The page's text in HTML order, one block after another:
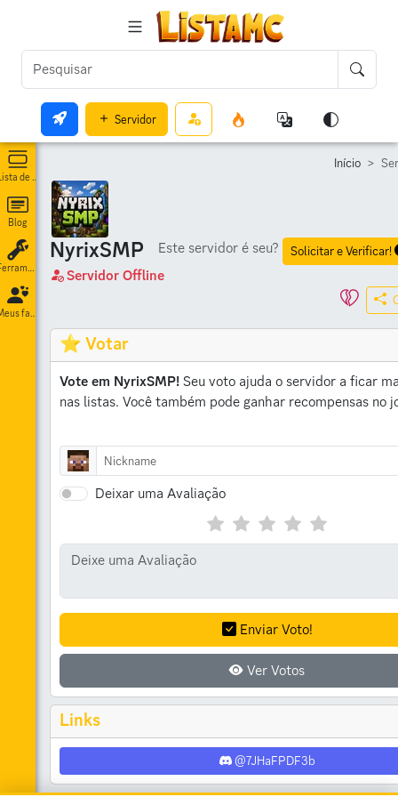
Servidor
Lista de servidores
Blog
Ferramentas
Meus favoritos
Início
NyrixSMP Este servidor é seu? Solicitar e Verificar!
Servidor Offline
⭐ Votar
Vote em NyrixSMP! Seu voto ajuda o servidor a ficar
nas listas. Você também pode ganhar recompensas no
Deixar uma Avaliação
Enviar Voto!
Ver Votos
Links
@7JHaFPDF3b